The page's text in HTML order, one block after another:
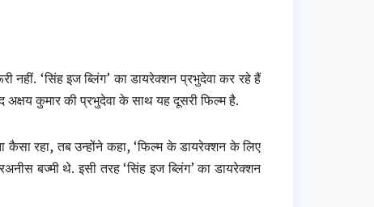
नहीं. ‘सिंह इज ब्लिंग’ का डायरेक्शन प्रभुदेवा कर रहे हैं
अक्षय कुमार की प्रभुदेवा के साथ यह दूसरी फिल्म है.
कैसा रहा, तब उन्होंने कहा, ‘फिल्म के डायरेक्शन के लिए
बज्मी थे. इसी तरह ‘सिंह इज ब्लिंग’ का डायरेक्शन